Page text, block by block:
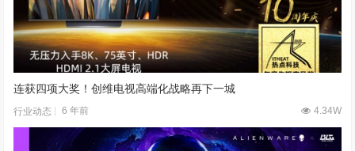
连获四项大奖！创维电视高端化战略再下一城
行业动态 6 年前 4.34W